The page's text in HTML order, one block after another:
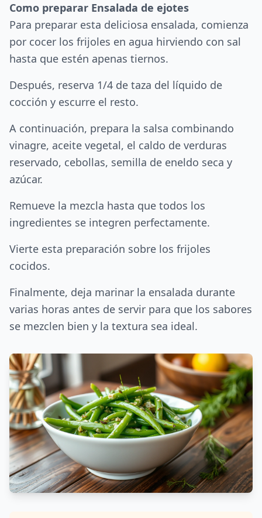
Como preparar Ensalada de ejotes
Para preparar esta deliciosa ensalada, comienza
por cocer los frijoles en agua hirviendo con sal
hasta que estén apenas tiernos.
Después, reserva 1/4 de taza del líquido de
cocción y escurre el resto.
A continuación, prepara la salsa combinando
vinagre, aceite vegetal, el caldo de verduras
reservado, cebollas, semilla de eneldo seca y
azúcar.
Remueve la mezcla hasta que todos los
ingredientes se integren perfectamente.
Vierte esta preparación sobre los frijoles
cocidos.
Finalmente, deja marinar la ensalada durante
varias horas antes de servir para que los sabores
se mezclen bien y la textura sea ideal.